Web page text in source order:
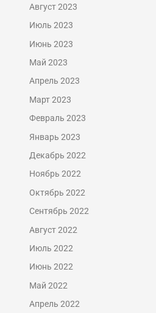
Август 2023
Июль 2023
Июнь 2023
Май 2023
Апрель 2023
Март 2023
Февраль 2023
Январь 2023
Декабрь 2022
Ноябрь 2022
Октябрь 2022
Сентябрь 2022
Август 2022
Июль 2022
Июнь 2022
Май 2022
Апрель 2022